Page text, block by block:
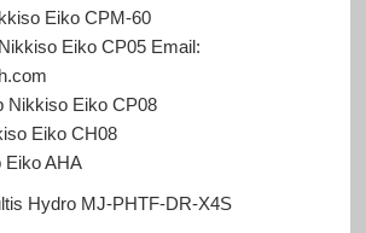
Eiko CPM-60
Eiko CP05 Email:
Nikkiso Eiko CP08
Eiko CH08
Eiko AHA
HydroMJ-PHTF-DR-X4S